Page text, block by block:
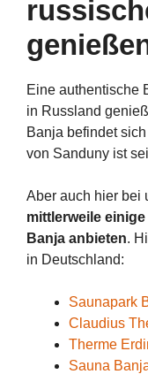
Eine authentische
in Russland
Banja befindet
von Sanduny ist
Aber auch hier bei
mittlerweile
Banja anbieten.
in Deutschland:
Saunapark
Claudius
Therme
Sauna